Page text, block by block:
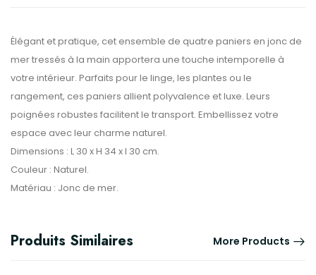
Élégant et pratique, cet ensemble de quatre paniers en jonc de
mer tressés à la main apportera une touche intemporelle à
votre intérieur. Parfaits pour le linge, les plantes ou le
rangement, ces paniers allient polyvalence et luxe. Leurs
poignées robustes facilitent le transport. Embellissez votre
espace avec leur charme naturel.
Dimensions : L 30 x H 34 x l 30 cm.
Couleur : Naturel.
Matériau : Jonc de mer.
Produits Similaires More Products